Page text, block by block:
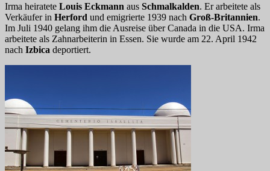
Irma heiratete Louis Eckmann aus Schmalkalden. Er arbeitete als
Verkäufer in Herford und emigrierte 1939 nach Groß-Britannien.
Im Juli 1940 gelang ihm die Ausreise über Canada in die USA. Irma
arbeitete als Zahnarbeiterin in Essen. Sie wurde am 22. April 1942
nach Izbica deportiert.